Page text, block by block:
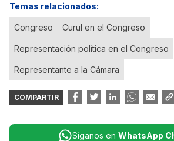
Temas relacionados:
Congreso Curul en el Congreso
Representación política en el Congreso
Representante a la Cámara
COMPARTIR
Síganos en WhatsApp